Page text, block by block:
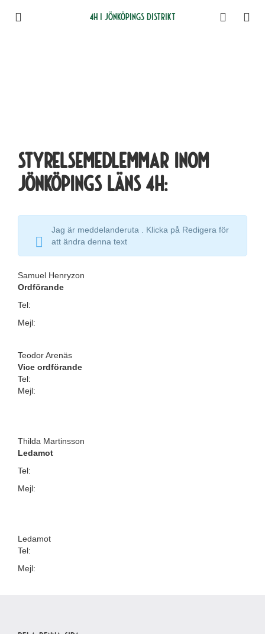
4H i Jönköpings distrikt
Styrelsemedlemmar inom
Jönköpings läns 4H:
Jag är meddelanderuta . Klicka på Redigera för
att ändra denna text
Samuel Henryzon
Ordförande
Tel:
Mejl:
Teodor Arenäs
Vice ordförande
Tel:
Mejl:
Thilda Martinsson
Ledamot
Tel:
Mejl:
Ledamot
Tel:
Mejl: